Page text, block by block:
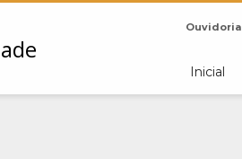
Ouvidoria
Inicial